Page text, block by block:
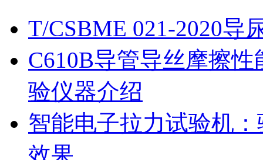
T/CSBME 021-2020导
C610B导管导丝摩擦
验仪器介绍
智能电子拉力试验机
效果